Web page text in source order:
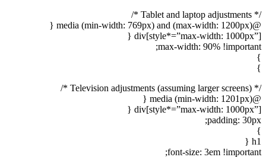
/* Tablet and laptop adjustments */
@media (min-width: 769px) and (max-width: 1200px) {
div[style*=”max-width: 1000px”] {
max-width: 90% !important;
}
}
/* Television adjustments (assuming larger screens) */
@media (min-width: 1201px) {
div[style*=”max-width: 1000px”] {
padding: 30px;
}
h1 {
font-size: 3em !important;